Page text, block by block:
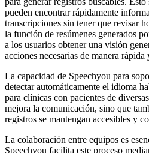
pueden encontrar rápidamente
transcripciones sin tener que revisar
la función de resúmenes generados
a los usuarios obtener una visión
acciones necesarias de manera rápida
La capacidad de Speechyou para
detectar automáticamente el idioma
para clínicas con pacientes de
mejora la comunicación, sino que
registros se mantengan accesibles y
La colaboración entre equipos es
Speechyou facilita este proceso